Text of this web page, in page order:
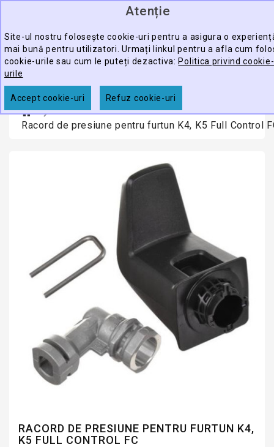
Atenție
Site-ul nostru folosește cookie-uri pentru a asigura o
mai bună pentru utilizatori. Urmați linkul pentru a afla cum
cookie-urile sau cum le puteți dezactiva: Politica privind cookie-
urile
Accept cookie-uri Refuz cookie-uri
CĂUTARE
ECHIPAMENTE
PROFESIONALE
ACCESORII
PROMOTII
Racord de presiune pentru furtun K4, K5 Full Control
RACORD DE PRESIUNE PENTRU FURTUN K4,
K5 FULL CONTROL FC